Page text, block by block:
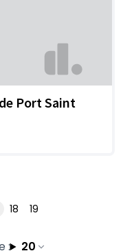
Port Saint
: 20
18 19